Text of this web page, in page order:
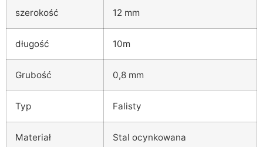
szerokość 12 mm
długość 10m
Grubość 0,8 mm
Typ Falisty
Materiał Stal ocynkowana